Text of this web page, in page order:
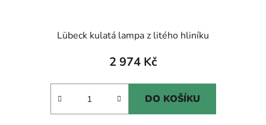
Lübeck kulatá lampa z litého hliníku
2 974 Kč
DO KOŠÍKU